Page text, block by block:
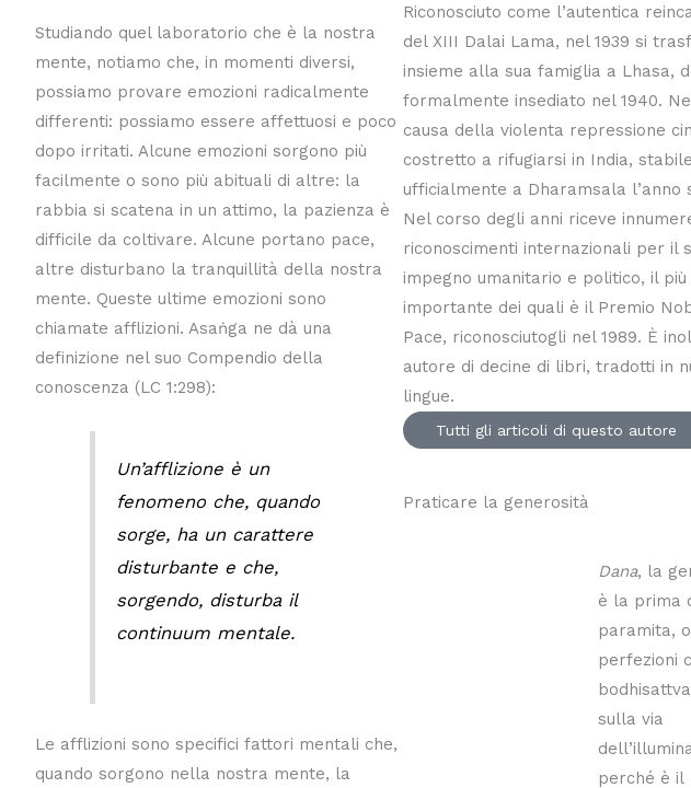
Studiando quel laboratorio che è la nostra
mente, notiamo che, in momenti diversi,
possiamo provare emozioni radicalmente
differenti: possiamo essere affettuosi e poco
dopo irritati. Alcune emozioni sorgono più
facilmente o sono più abituali di altre: la
rabbia si scatena in un attimo, la pazienza è
difficile da coltivare. Alcune portano pace,
altre disturbano la tranquillità della nostra
mente. Queste ultime emozioni sono
chiamate afflizioni. Asaṅga ne dà una
definizione nel suo Compendio della
conoscenza (LC 1:298):
Un’afflizione è un
fenomeno che, quando
sorge, ha un carattere
disturbante e che,
sorgendo, disturba il
continuum mentale.
Le afflizioni sono specifici fattori mentali che,
quando sorgono nella nostra mente, la
Riconosciuto come l’autentica
del XIII Dalai Lama, nel 1939 si
insieme alla sua famiglia a Lhasa,
formalmente insediato nel 1940.
causa della violenta repressione
costretto a rifugiarsi in India,
ufficialmente a Dharamsala l’anno
Nel corso degli anni riceve
riconoscimenti internazionali per il
impegno umanitario e politico, il più
importante dei quali è il Premio
Pace, riconosciutogli nel 1989. È
autore di decine di libri, tradotti in
lingue.
Tutti gli articoli di questo autore
Praticare la generosità
Dana, la
è la prima
paramita, o
perfezioni
sulla via
perché è il